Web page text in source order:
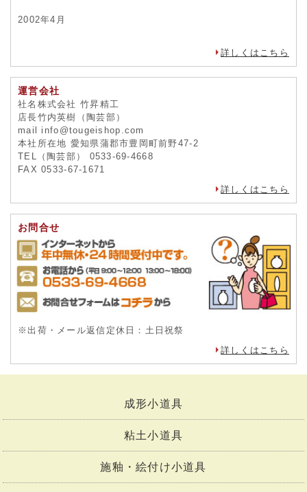
2002年4月
詳しくはこちら
運営会社
社名株式会社 竹昇精工
店長竹内英樹（陶芸部）
mail info@tougeishop.com
本社所在地 愛知県蒲郡市豊岡町前野47-2
TEL（陶芸部） 0533-69-4668
FAX 0533-67-1671
詳しくはこちら
お問合せ
※出荷・メール返信定休日：土日祝祭
詳しくはこちら
成形小道具
粘土小道具
施釉・絵付け小道具